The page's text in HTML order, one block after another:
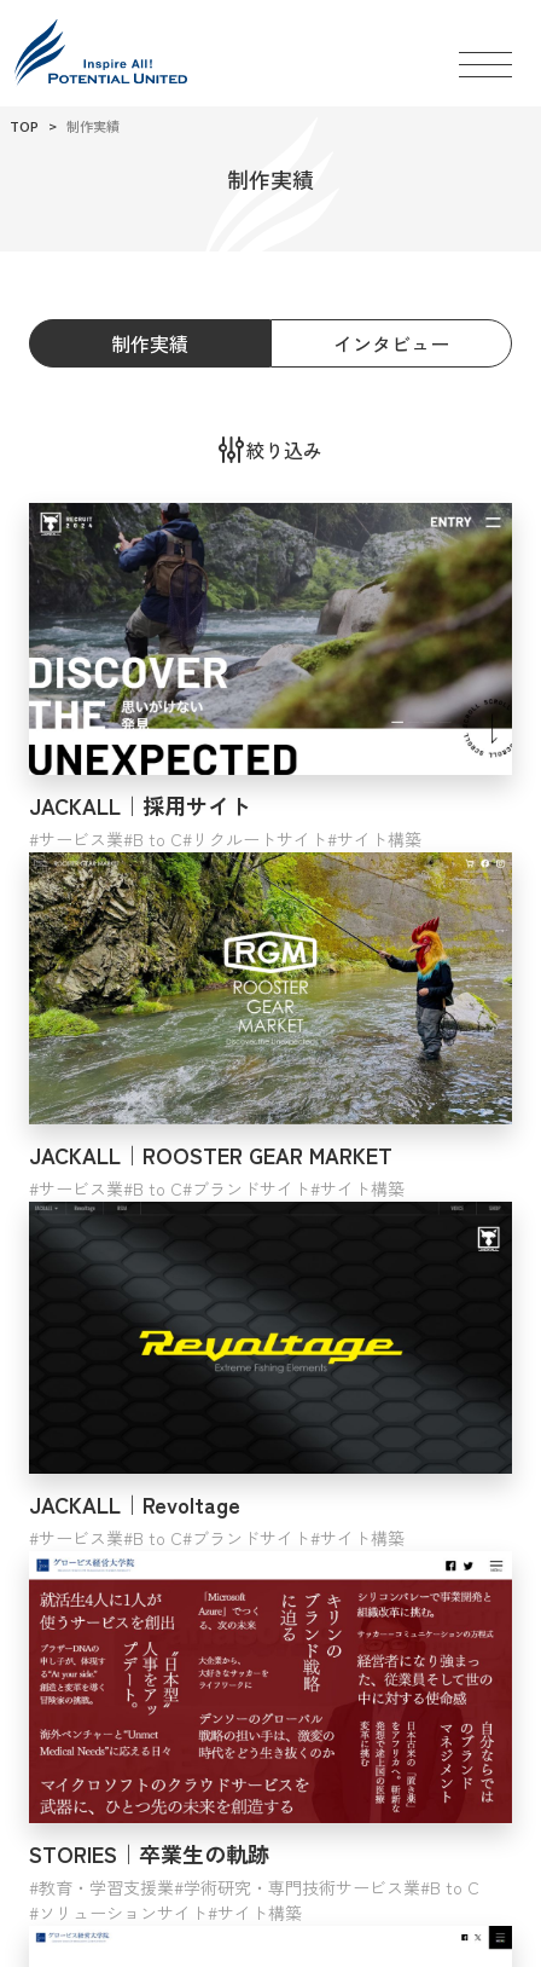
TOP 制作実績
制作実績
制作実績 インタビュー
絞り込み
業界
サービス業
漁業
鉱業・採石業・砂利採取業
金融業・保険業
運輸業・郵便業
農業・林業
複合サービス事業
製造業
生活関連サービス業・娯楽業
教育・学習支援業
不動産業・物品賃貸業
情報通信業
建設業
宿泊業・飲食サービス業
学術研究・専門技術サービス業
卸売業・小売業
医療・福祉
公務
電気・ガス・熱供給・水道業
ビジネス形態
B to B
コーポレートサイト
プロダクトサイト
ブランドサイト
イントラサイト
ソリューションサイト
リクルートサイト
会員サイト
プロモーションサイト
コンテンツ
カタログ
動画
その他
JACKALL｜採用サイト
サービス業 B to C リクルートサイト サイト構築
JACKALL｜ROOSTER GEAR MARKET
サービス業 B to C ブランドサイト サイト構築
JACKALL｜Revoltage
サービス業 B to C ブランドサイト サイト構築
STORIES｜卒業生の軌跡
教育・学習支援業 学術研究・専門技術サービス業 B to C
ソリューションサイト サイト構築